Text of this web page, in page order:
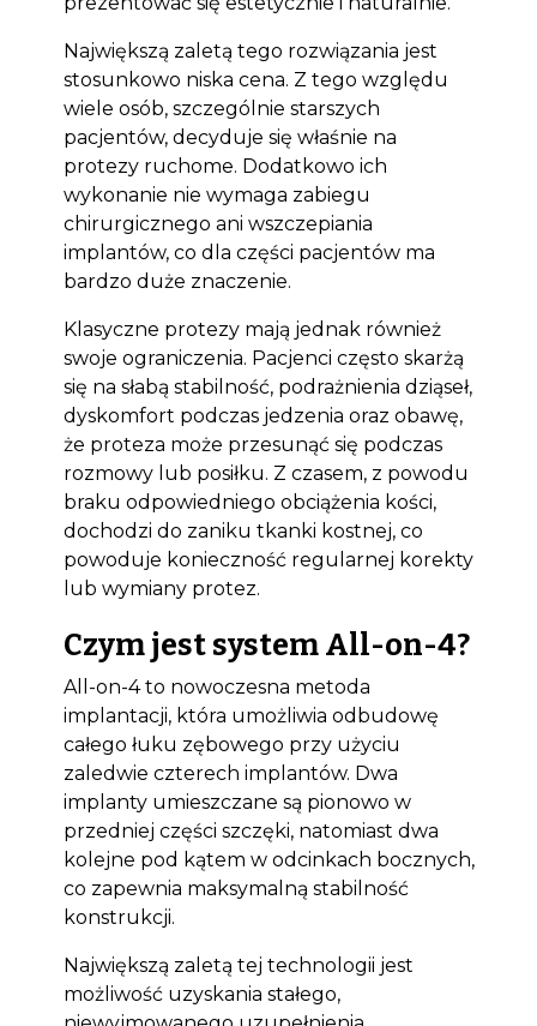
Największą zaletą tego rozwiązania jest
stosunkowo niska cena. Z tego względu
wiele osób, szczególnie starszych
pacjentów, decyduje się właśnie na
protezy ruchome. Dodatkowo ich
wykonanie nie wymaga zabiegu
chirurgicznego ani wszczepiania
implantów, co dla części pacjentów ma
bardzo duże znaczenie.
Klasyczne protezy mają jednak również
swoje ograniczenia. Pacjenci często skarżą
się na słabą stabilność, podrażnienia dziąseł,
dyskomfort podczas jedzenia oraz obawę,
że proteza może przesunąć się podczas
rozmowy lub posiłku. Z czasem, z powodu
braku odpowiedniego obciążenia kości,
dochodzi do zaniku tkanki kostnej, co
powoduje konieczność regularnej korekty
lub wymiany protez.
Czym jest system All-on-4?
All-on-4 to nowoczesna metoda
implantacji, która umożliwia odbudowę
całego łuku zębowego przy użyciu
zaledwie czterech implantów. Dwa
implanty umieszczane są pionowo w
przedniej części szczęki, natomiast dwa
kolejne pod kątem w odcinkach bocznych,
co zapewnia maksymalną stabilność
konstrukcji.
Największą zaletą tej technologii jest
możliwość uzyskania stałego,